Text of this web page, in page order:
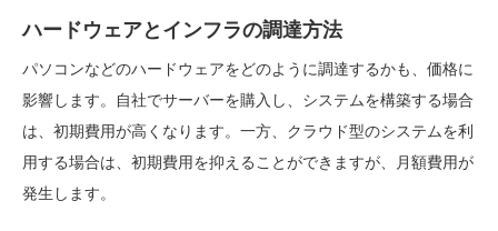
ハードウェアとインフラの調達方法
パソコンなどのハードウェアをどのように調達するかも、価格に
影響します。自社でサーバーを購入し、システムを構築する場合
は、初期費用が高くなります。一方、クラウド型のシステムを利
用する場合は、初期費用を抑えることができますが、月額費用が
発生します。